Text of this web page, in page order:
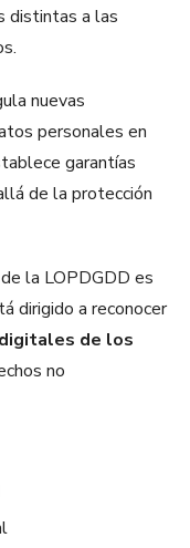
distintas a las
nuevas
personales en
garantías
de la protección
la LOPDGDD es
dirigido a reconocer
de los
no